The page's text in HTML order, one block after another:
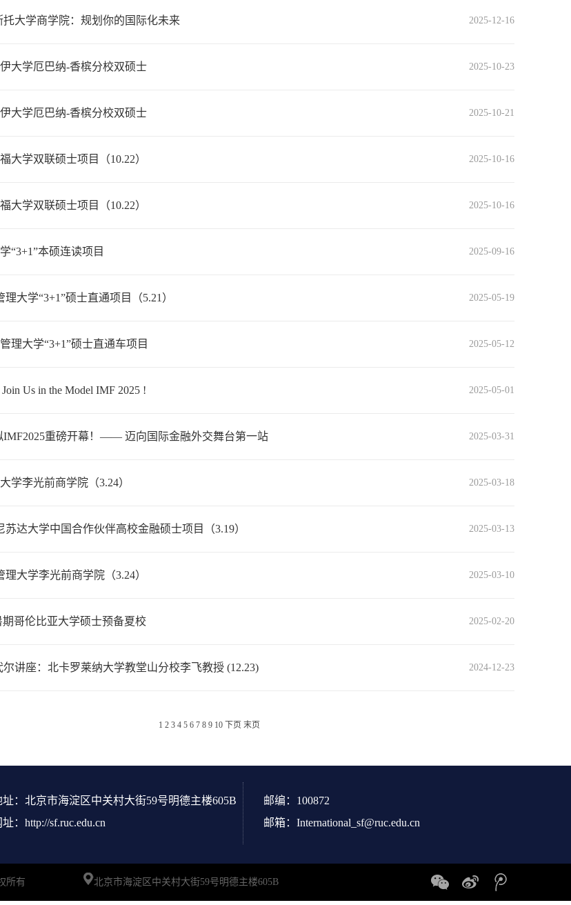
2025-12-16
大学商学院：规划你的国际化未来
2025-10-23
大学厄巴纳-香槟分校双硕士
2025-10-21
大学厄巴纳-香槟分校双硕士
2025-10-16
大学双联硕士项目（10.22）
2025-10-16
大学双联硕士项目（10.22）
2025-09-16
“3+1”本硕连读项目
2025-05-19
大学“3+1”硕士直通项目（5.21）
2025-05-12
理大学“3+1”硕士直通车项目
2025-05-01
Us in the Model IMF 2025 !
2025-03-31
IMF2025重磅开幕！—— 迈向国际金融外交舞台第一站
2025-03-18
学李光前商学院（3.24）
2025-03-13
苏达大学中国合作伙伴高校金融硕士项目（3.19）
2025-03-10
大学李光前商学院（3.24）
2025-02-20
期哥伦比亚大学硕士预备夏校
2024-12-23
讲座：北卡罗莱纳大学教堂山分校李飞教授 (12.23)
1 2 3 4 5 6 7 8 9 10 下页 末页
址：北京市海淀区中关村大街59号明德主楼605B
址：http://sf.ruc.edu.cn
邮编：100872
邮箱：International_sf@ruc.edu.cn
学院版权所有 北京市海淀区中关村大街59号明德主楼605B